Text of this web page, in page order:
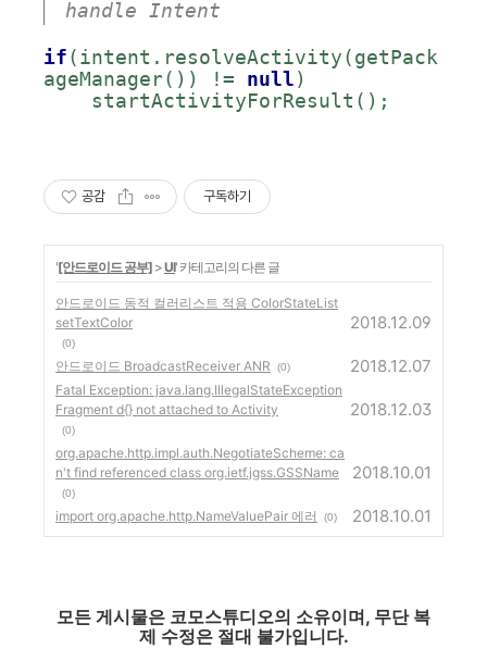
handle Intent
if(intent.resolveActivity(getPack
ageManager()) != null)
    startActivityForResult();
공감 구독하기
'[안드로이드 공부] >UI' 카테고리의 다른 글
안드로이드 동적 컬러리스트 적용 ColorStateList
setTextColor
(0)
2018.12.09
안드로이드 BroadcastReceiver ANR (0) 2018.12.07
Fatal Exception: java.lang.IllegalStateException
Fragment d{} not attached to Activity
(0)
2018.12.03
org.apache.http.impl.auth.NegotiateScheme: ca
n't find referenced class org.ietf.jgss.GSSName
(0)
2018.10.01
import org.apache.http.NameValuePair 에러 (0) 2018.10.01
모든 게시물은 코모스튜디오의 소유이며, 무단 복
제 수정은 절대 불가입니다.